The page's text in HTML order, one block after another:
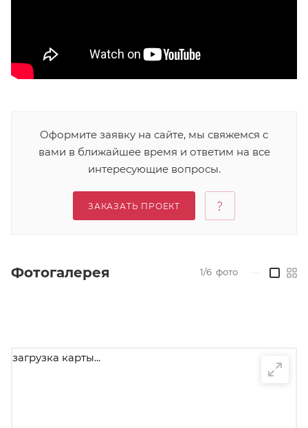
Оформите заявку на сайте, мы свяжемся с
вами в ближайшее время и ответим на все
интересующие вопросы.
ЗАКАЗАТЬ ПРОЕКТ
Фотогалерея 1/6 фото
загрузка карты...